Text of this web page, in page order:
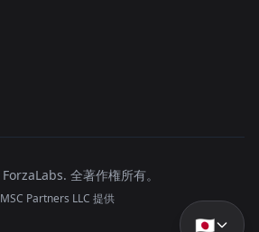
ForzaLabs. 全著作権所有。
MSC Partners LLC 提供
🇯🇵